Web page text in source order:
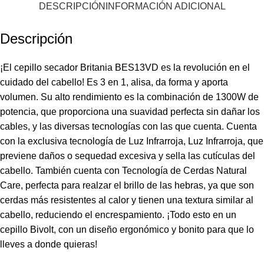
DESCRIPCIÓN INFORMACIÓN ADICIONAL
Descripción
¡El cepillo secador Britania BES13VD es la revolución en el
cuidado del cabello! Es 3 en 1, alisa, da forma y aporta
volumen. Su alto rendimiento es la combinación de 1300W de
potencia, que proporciona una suavidad perfecta sin dañar los
cables, y las diversas tecnologías con las que cuenta. Cuenta
con la exclusiva tecnología de Luz Infrarroja, Luz Infrarroja, que
previene daños o sequedad excesiva y sella las cutículas del
cabello. También cuenta con Tecnología de Cerdas Natural
Care, perfecta para realzar el brillo de las hebras, ya que son
cerdas más resistentes al calor y tienen una textura similar al
cabello, reduciendo el encrespamiento. ¡Todo esto en un
cepillo Bivolt, con un diseño ergonómico y bonito para que lo
lleves a donde quieras!